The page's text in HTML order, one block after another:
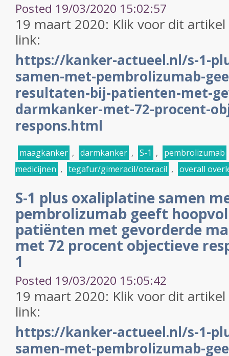
Posted 19/03/2020 15:02:57
19 maart 2020: Klik voor dit
link:
https://kanker-actueel.nl/s-1-
samen-met-pembrolizumab-
resultaten-bij-patienten-met-
darmkanker-met-72-procent-
respons.html
maagkanker , darmkanker , S-1 ,
pembrolizumab
medicijnen , tegafur/gimeracil/oteracil , overall
S-1 plus oxaliplatine samen
pembrolizumab geeft
patiënten met gevorderde
met 72 procent objectieve
1
Posted 19/03/2020 15:05:42
19 maart 2020: Klik voor dit
link:
https://kanker-actueel.nl/s-1-
samen-met-pembrolizumab-